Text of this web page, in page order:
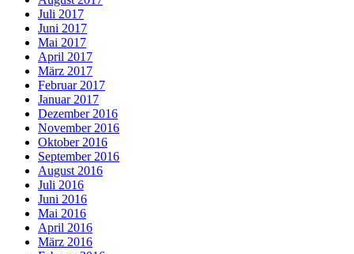
Juli 2017
Juni 2017
Mai 2017
April 2017
März 2017
Februar 2017
Januar 2017
Dezember 2016
November 2016
Oktober 2016
September 2016
August 2016
Juli 2016
Juni 2016
Mai 2016
April 2016
März 2016